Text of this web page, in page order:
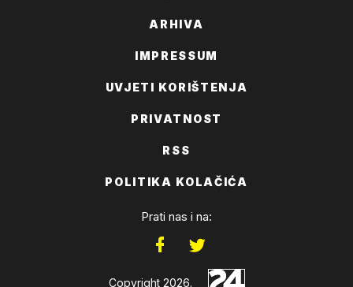
ARHIVA
IMPRESSUM
UVJETI KORIŠTENJA
PRIVATNOST
RSS
POLITIKA KOLAČIĆA
Prati nas i na:
Copyright 2026.